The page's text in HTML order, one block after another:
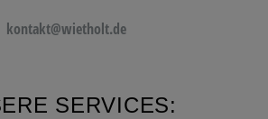
kontakt@wietholt.de
SERVICES: